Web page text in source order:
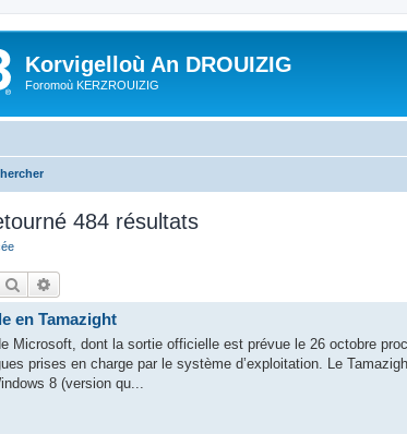
Korvigelloù An DROUIZIG
Foromoù KERZROUIZIG
484 résultats
Rechercher
en Tamazight
Microsoft, dont la sortie officielle est prévue le 26 octobre
prises en charge par le système d’exploitation. Le
8 (version qu...